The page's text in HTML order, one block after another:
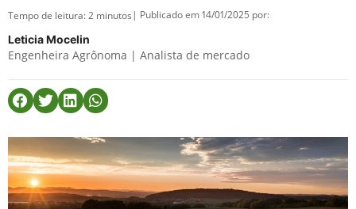
Tempo de leitura:2 minutos | Publicado em 14/01/2025 por:
Leticia Mocelin
Engenheira Agrônoma | Analista de mercado